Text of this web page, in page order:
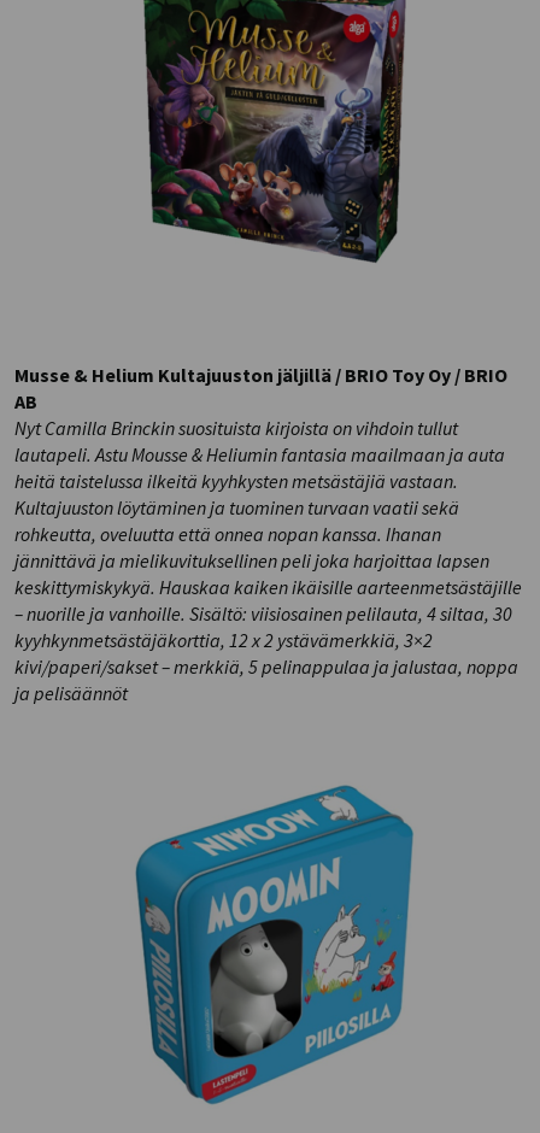
Musse & Helium Kultajuuston jäljillä / BRIO Toy Oy / BRIO
AB
Nyt Camilla Brinckin suosituista kirjoista on vihdoin tullut
lautapeli. Astu Mousse & Heliumin fantasia maailmaan ja auta
heitä taistelussa ilkeitä kyyhkysten metsästäjiä vastaan.
Kultajuuston löytäminen ja tuominen turvaan vaatii sekä
rohkeutta, oveluutta että onnea nopan kanssa. Ihanan
jännittävä ja mielikuvituksellinen peli joka harjoittaa lapsen
keskittymiskykyä. Hauskaa kaiken ikäisille aarteenmetsästäjille
– nuorille ja vanhoille. Sisältö: viisiosainen pelilauta, 4 siltaa, 30
kyyhkynmetsästäjäkorttia, 12 x 2 ystävämerkkiä, 3×2
kivi/paperi/sakset – merkkiä, 5 pelinappulaa ja jalustaa, noppa
ja pelisäännöt